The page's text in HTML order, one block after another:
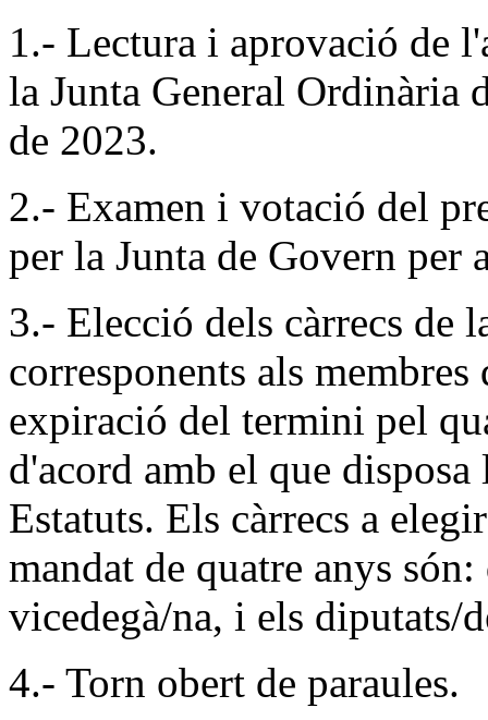
1.- Lectura i aprovació de
la Junta General Ordinària
de 2023.
2.- Examen i votació del
per la Junta de Govern per
3.- Elecció dels càrrecs de
corresponents als membres
expiració del termini pel
d'acord amb el que
Estatuts. Els càrrecs a
mandat de quatre anys són:
vicedegà/na, i els diputats/
4.- Torn obert de paraules.